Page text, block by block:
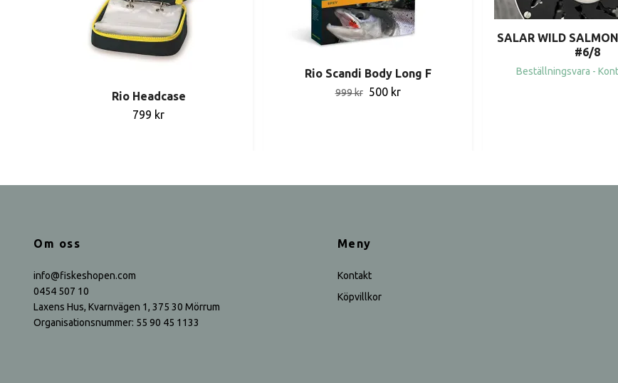
Rio Headcase
799 kr
Rio Scandi Body Long F
999 kr 500 kr
SALAR WILD
#6/8
Beställningsvara -
Om oss
info@fiskeshopen.com
0454 507 10
Laxens Hus, Kvarnvägen 1, 375 30 Mörrum
Organisationsnummer: 55 90 45 1133
Meny
Kontakt
Köpvillkor